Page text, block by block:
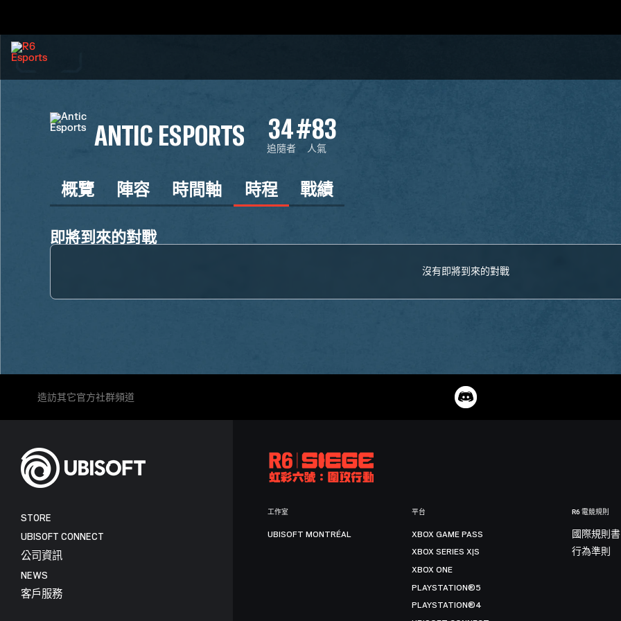
ANTIC ESPORTS 34
追隨者
#83
人氣
概覽 陣容 時間軸 時程 戰績
即將到來的對戰
沒有即將到來的對戰
造訪其它官方社群頻道
STORE
UBISOFT CONNECT
公司資訊
NEWS
客戶服務
工作室
UBISOFT MONTRÉAL
平台
XBOX GAME PASS
XBOX SERIES X|S
XBOX ONE
PLAYSTATION®5
PLAYSTATION®4
R6 電競規則
國際規則書
行為準則